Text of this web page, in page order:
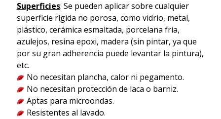
Superficies: Se pueden aplicar sobre cualquier
superficie rígida no porosa, como vidrio, metal,
plástico, cerámica esmaltada, porcelana fría,
azulejos, resina epoxi, madera (sin pintar, ya que
por su gran adherencia puede levantar la pintura),
etc.
No necesitan plancha, calor ni pegamento.
No necesitan protección de laca o barniz.
Aptas para microondas.
Resistentes al lavado.